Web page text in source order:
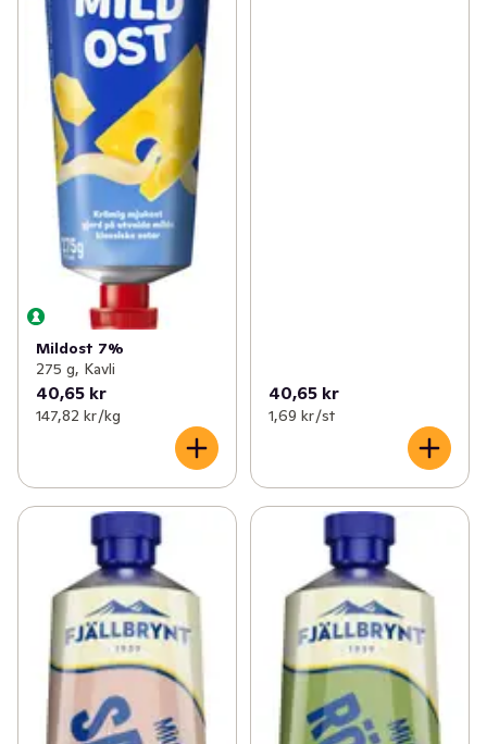
Mildost 7%
275 g, Kavli
40,65 kr
147,82 kr /kg
40,65 kr
1,69 kr /st